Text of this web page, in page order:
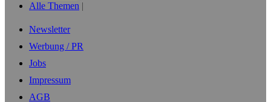
Alle Themen
Newsletter
Werbung / PR
Jobs
Impressum
AGB